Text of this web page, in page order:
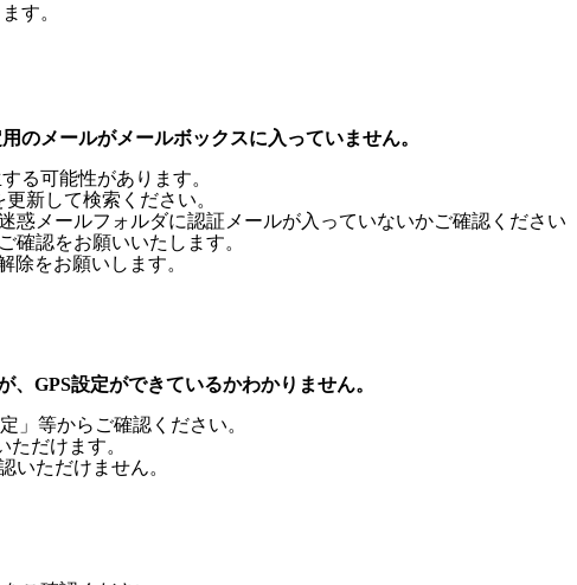
す。
のメールがメールボックスに入っていません。
る可能性があります。
新して検索ください。
惑メールフォルダに認証メールが入っていないかご確認ください
確認をお願いいたします。
除をお願いします。
GPS設定ができているかわかりません。
」等からご確認ください。
ただけます。
いただけません。